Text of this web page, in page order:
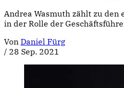
Andrea Wasmuth zählt zu
in der Rolle der
Von Daniel Fürg
/ 28 Sep. 2021